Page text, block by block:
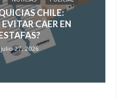
CHILE:
CAER EN
julio 27, 2026